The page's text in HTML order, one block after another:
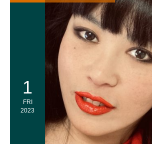
1
FRI
2023